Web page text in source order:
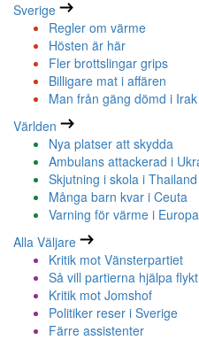
Sverige
Regler om värme
Hösten är här
Fler brottslingar grips
Billigare mat i affären
Man från gäng dömd i Irak
Världen
Nya platser att skydda
Ambulans attackerad i
Skjutning i skola i Thailand
Många barn kvar i Ceuta
Varning för värme i Europa
Alla Väljare
Kritik mot Vänsterpartiet
Så vill partierna hjälpa
Kritik mot Jomshof
Politiker reser i Sverige
Färre assistenter